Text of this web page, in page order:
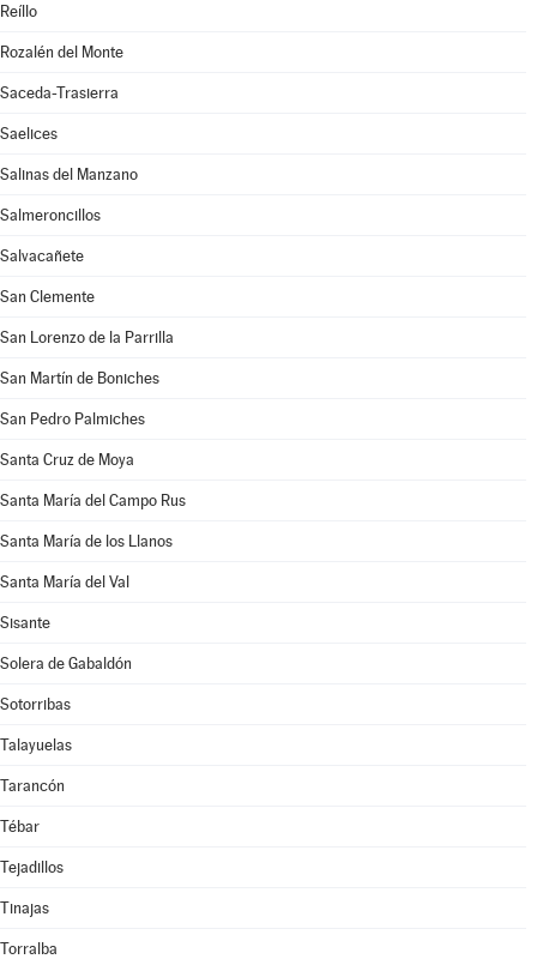
Reíllo
Rozalén del Monte
Saceda-Trasierra
Saelices
Salinas del Manzano
Salmeroncillos
Salvacañete
San Clemente
San Lorenzo de la Parrilla
San Martín de Boniches
San Pedro Palmiches
Santa Cruz de Moya
Santa María del Campo Rus
Santa María de los Llanos
Santa María del Val
Sisante
Solera de Gabaldón
Sotorribas
Talayuelas
Tarancón
Tébar
Tejadillos
Tinajas
Torralba